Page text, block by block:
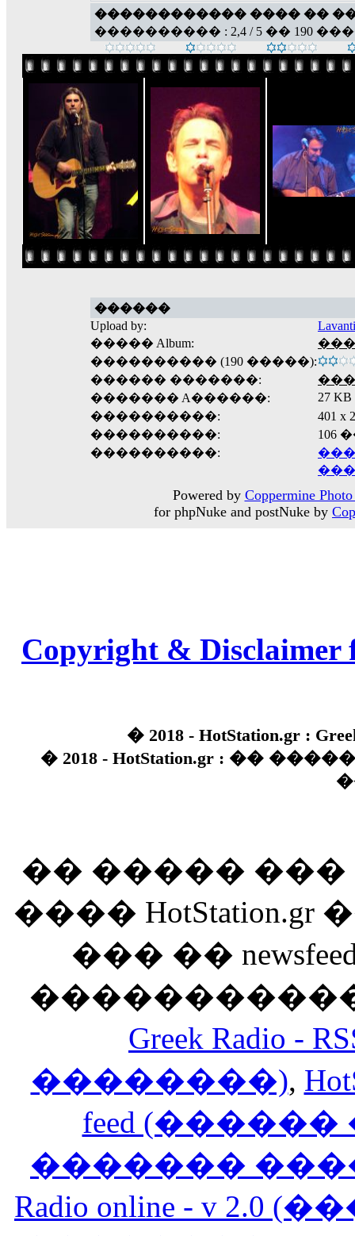
������������ ���� ��
���������� : 2,4 / 5 �� 190
������
Upload by:
����� Album:
���������� (190 �����):
������ �������:
������� A������:
27 KB
����������:
401
����������:
106
����������:
Powered by Coppermine
for phpNuke and postNuke by
Copyright & Disclaimer
� 2018 - HotStation.gr :
� 2018 - HotStation.gr : ��
�� �����
����
��� ��
Greek Radio
��������),
feed
�������
Radio online - v